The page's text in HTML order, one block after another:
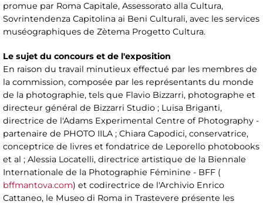
promue par Roma Capitale, Assessorato alla Cultura,
Sovrintendenza Capitolina ai Beni Culturali, avec les services
muséographiques de Zètema Progetto Cultura.
Le sujet du concours et de l'exposition
En raison du travail minutieux effectué par les membres de
la commission, composée par les représentants du monde
de la photographie, tels que Flavio Bizzarri, photographe et
directeur général de Bizzarri Studio ; Luisa Briganti,
directrice de l'Adams Experimental Centre of Photography -
partenaire de PHOTO IILA ; Chiara Capodici, conservatrice,
conceptrice de livres et fondatrice de Leporello photobooks
et al ; Alessia Locatelli, directrice artistique de la Biennale
Internationale de la Photographie Féminine - BFF (
bffmantova.com) et codirectrice de l'Archivio Enrico
Cattaneo, le Museo di Roma in Trastevere présente les